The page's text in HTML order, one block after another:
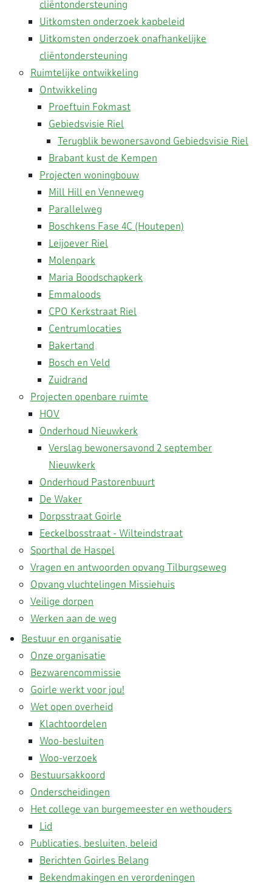
cliëntondersteuning
Uitkomsten onderzoek kapbeleid
Uitkomsten onderzoek onafhankelijke
cliëntondersteuning
Ruimtelijke ontwikkeling
Ontwikkeling
Proeftuin Fokmast
Gebiedsvisie Riel
Terugblik bewonersavond Gebiedsvisie Riel
Brabant kust de Kempen
Projecten woningbouw
Mill Hill en Venneweg
Parallelweg
Boschkens Fase 4C (Houtepen)
Leijoever Riel
Molenpark
Maria Boodschapkerk
Emmaloods
CPO Kerkstraat Riel
Centrumlocaties
Bakertand
Bosch en Veld
Zuidrand
Projecten openbare ruimte
HOV
Onderhoud Nieuwkerk
Verslag bewonersavond 2 september
Nieuwkerk
Onderhoud Pastorenbuurt
De Waker
Dorpsstraat Goirle
Eeckelbosstraat - Wilteindstraat
Sporthal de Haspel
Vragen en antwoorden opvang Tilburgseweg
Opvang vluchtelingen Missiehuis
Veilige dorpen
Werken aan de weg
Bestuur en organisatie
Onze organisatie
Bezwarencommissie
Goirle werkt voor jou!
Wet open overheid
Klachtoordelen
Woo-besluiten
Woo-verzoek
Bestuursakkoord
Onderscheidingen
Het college van burgemeester en wethouders
Lid
Publicaties, besluiten, beleid
Berichten Goirles Belang
Bekendmakingen en verordeningen